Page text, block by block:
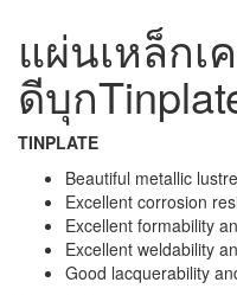
แผ่นเหล็กเ
ดีบุก
TINPLATE
Beautiful metallic
Excellent corrosion
Excellent formability
Excellent weldability
Good lacquerability